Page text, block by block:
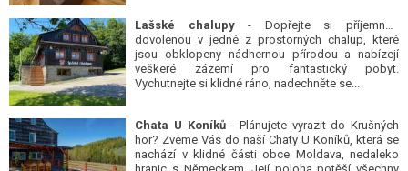
Lašské chalupy- Dopřejte si příjemnou
dovolenou v jedné z prostorných chalup, které
jsou obklopeny nádhernou přírodou a nabízejí
veškeré zázemí pro fantastický pobyt.
Vychutnejte si klidné ráno, nadechněte se...
Chata U Koníků- Plánujete vyrazit do Krušných
hor? Zveme Vás do naší Chaty U Koníků, která se
nachází v klidné části obce Moldava, nedaleko